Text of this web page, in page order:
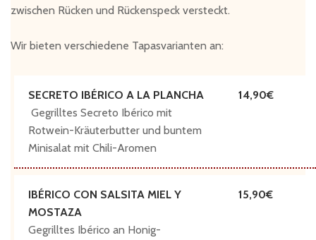
zwischen Rücken und Rückenspeck versteckt.
Wir bieten verschiedene Tapasvarianten an:
SECRETO IBÉRICO A LA PLANCHA
Gegrilltes Secreto Ibérico mit
Rotwein-Kräuterbutter und buntem
Minisalat mit Chili-Aromen
14,90
IBÉRICO CON SALSITA MIEL Y
MOSTAZA
Gegrilltes Ibérico an Honig-
15,90